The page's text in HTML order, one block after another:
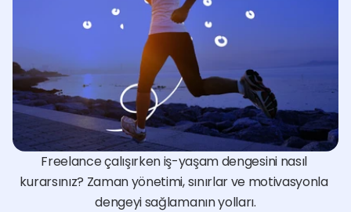
Freelance çalışırken iş-yaşam dengesini nasıl
kurarsınız? Zaman yönetimi, sınırlar ve motivasyonla
dengeyi sağlamanın yolları.